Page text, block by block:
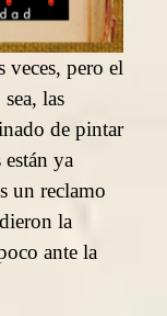
veces, pero el
las
de pintar
ya
un reclamo
la
ante la